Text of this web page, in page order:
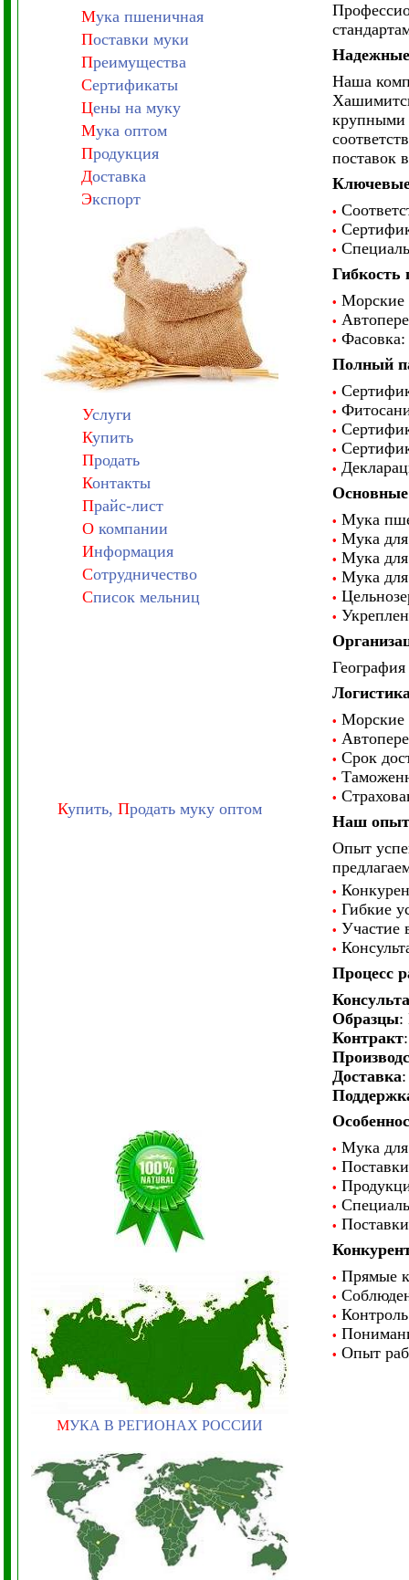
Мука пшеничная
Поставки муки
Преимущества
Сертификаты
Цены на муку
Мука оптом
Продукция
Доставка
Экспорт
Услуги
Купить
Продать
Контакты
Прайс-лист
Окомпании
Информация
Сотрудничество
Список мельниц
Купить, Продать муку оптом
МУКА В РЕГИОНАХ РОССИИ
Надежные
Наша
крупными
поставок
Ключевые
•
•
•
Гибкость
• Морские
•
• Фасовка:
Полный
•
•
•
•
•
Основные
• Мука
• Мука для
• Мука для
• Мука
•
•
• Морские
•
• Срок
•
•
Наш опыт
Опыт
•
• Гибкие
• Участие
•
Процесс
Образцы:
Контракт
Доставка:
• Мука для
•
•
•
•
• Прямые
•
•
•
• Опыт